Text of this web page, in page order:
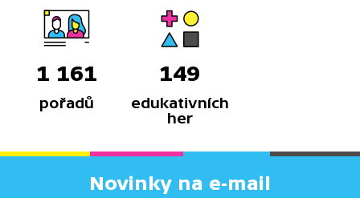
1 161
pořadů
149
edukativních
her
Novinky na e-mail